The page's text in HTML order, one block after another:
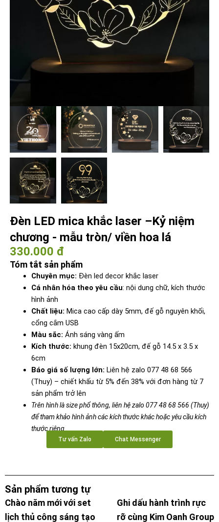
Đèn LED mica khắc laser –Kỷ niệm
chương - mẫu tròn/ viền hoa lá
330.000 đ
Tóm tắt sản phẩm
Chuyên mục: Đèn led decor khắc laser
Cá nhân hóa theo yêu cầu: nội dung chữ, kích thước
hình ảnh
Chất liệu: Mica cao cấp dày 5mm, đế gỗ nguyên khối,
cổng cắm USB
Màu sắc: Ánh sáng vàng ấm
Kích thước: khung đèn 15x20cm, đế gỗ 14.5 x 3.5 x
6cm
Báo giá số lượng lớn: Liên hệ zalo 077 48 68 566
(Thuy) – chiết khấu từ 5% đến 38% với đơn hàng từ 7
sản phẩm trở lên
Trên hình là size phổ thông, liên hệ zalo 077 48 68 566 (Thuy)
để tham khảo hình ảnh các kích thước khác hoặc yêu cầu kích
thước riêng.
Tư vấn Zalo Chat Messenger
Sản phẩm tương tự
Chào năm mới với set
lịch thủ công sáng tạo
Ghi dấu hành trình rực
rỡ cùng Kim Oanh Group